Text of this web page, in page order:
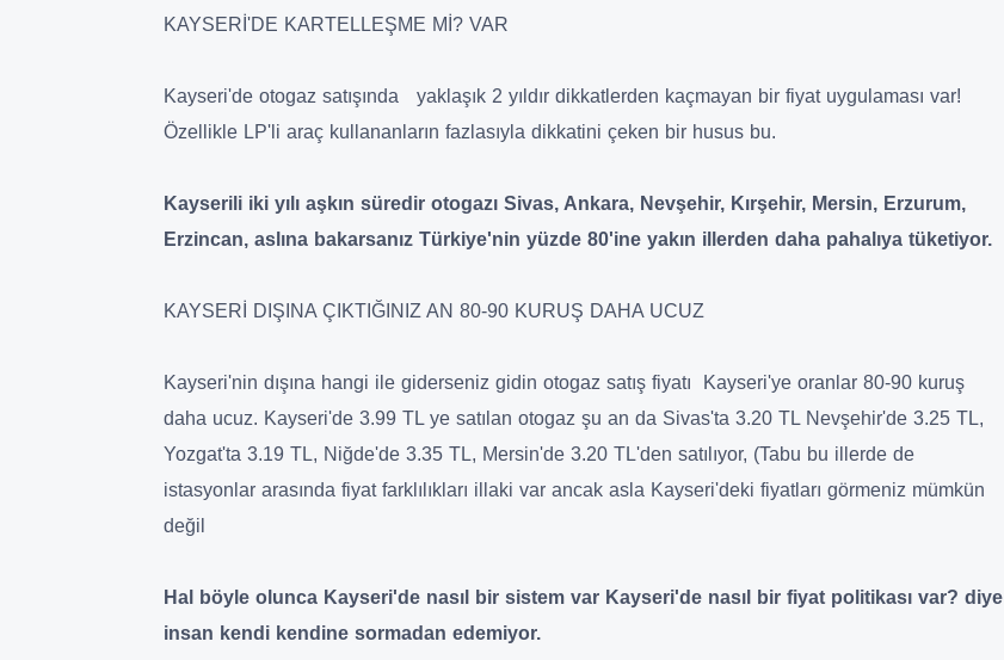
KAYSERİ'DE KARTELLEŞME Mİ? VAR
Kayseri'de otogaz satışında yaklaşık 2 yıldır dikkatlerden kaçmayan bir fiyat uygulaması var!
Özellikle LP'li araç kullananların fazlasıyla dikkatini çeken bir husus bu.
Kayserili iki yılı aşkın süredir otogazı Sivas, Ankara, Nevşehir, Kırşehir, Mersin, Erzurum,
Erzincan, aslına bakarsanız Türkiye'nin yüzde 80'ine yakın illerden daha pahalıya tüketiyor.
KAYSERİ DIŞINA ÇIKTIĞINIZ AN 80-90 KURUŞ DAHA UCUZ
Kayseri'nin dışına hangi ile giderseniz gidin otogaz satış fiyatı Kayseri'ye oranlar 80-90 kuruş
daha ucuz. Kayseri'de 3.99 TL ye satılan otogaz şu an da Sivas'ta 3.20 TL Nevşehir'de 3.25 TL,
Yozgat'ta 3.19 TL, Niğde'de 3.35 TL, Mersin'de 3.20 TL'den satılıyor, (Tabu bu illerde de
istasyonlar arasında fiyat farklılıkları illaki var ancak asla Kayseri'deki fiyatları görmeniz mümkün
değil
Hal böyle olunca Kayseri'de nasıl bir sistem var Kayseri'de nasıl bir fiyat politikası var? diye
insan kendi kendine sormadan edemiyor.